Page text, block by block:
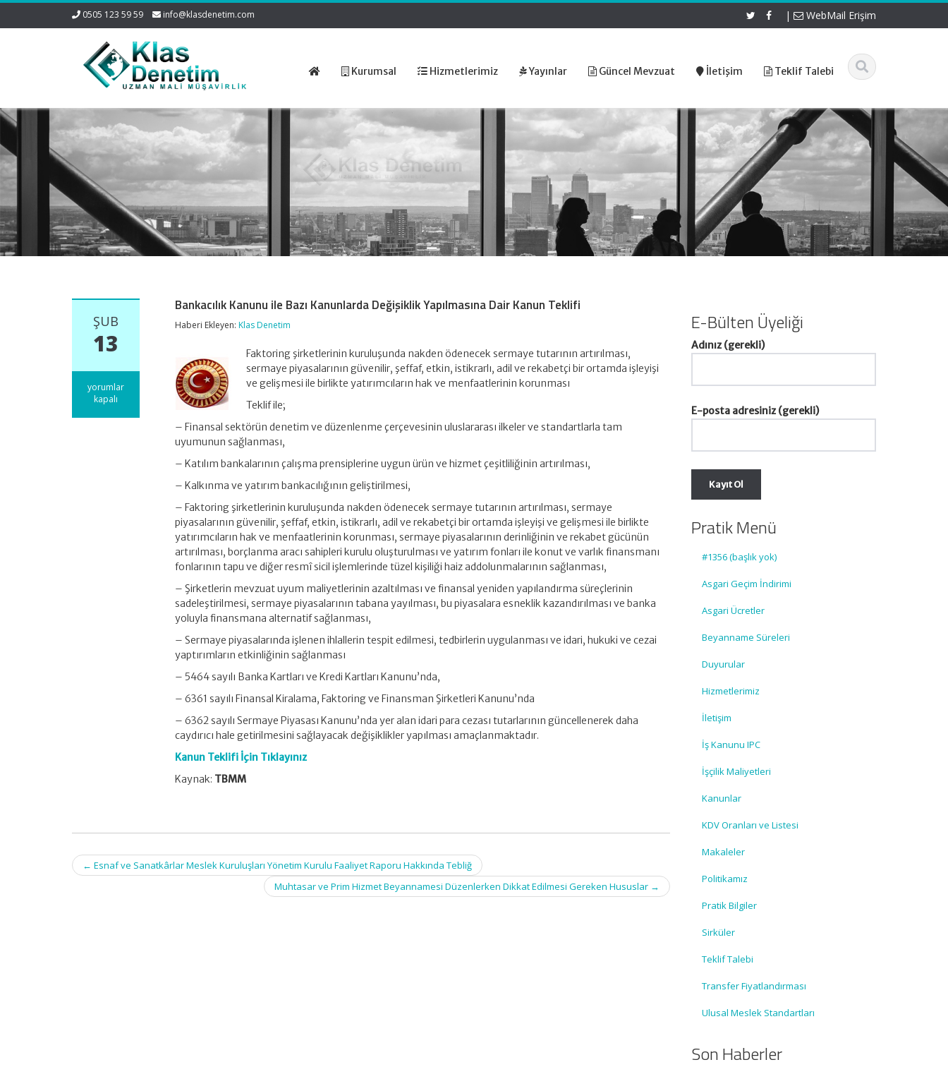
0505 123 59 59 info@klasdenetim.com | WebMail Erişim
Kurumsal Hizmetlerimiz Yayınlar Güncel Mevzuat İletişim Teklif Talebi
ŞUB
13
Bankacılık
Kanunu
yorumlar
kapalı
Bankacılık Kanunu ile Bazı Kanunlarda Değişiklik Yapılmasına Dair Kanun Teklifi
Haberi Ekleyen:Klas Denetim
Faktoring şirketlerinin kuruluşunda nakden ödenecek sermaye tutarının artırılması,
sermaye piyasalarının güvenilir, şeffaf, etkin, istikrarlı, adil ve rekabetçi bir ortamda işleyişi
ve gelişmesi ile birlikte yatırımcıların hak ve menfaatlerinin korunması
Teklif ile;
– Finansal sektörün denetim ve düzenlenme çerçevesinin uluslararası ilkeler ve standartlarla tam
uyumunun sağlanması,
– Katılım bankalarının çalışma prensiplerine uygun ürün ve hizmet çeşitliliğinin artırılması,
– Kalkınma ve yatırım bankacılığının geliştirilmesi,
– Faktoring şirketlerinin kuruluşunda nakden ödenecek sermaye tutarının artırılması, sermaye
piyasalarının güvenilir, şeffaf, etkin, istikrarlı, adil ve rekabetçi bir ortamda işleyişi ve gelişmesi ile birlikte
yatırımcıların hak ve menfaatlerinin korunması, sermaye piyasalarının derinliğinin ve rekabet gücünün
artırılması, borçlanma aracı sahipleri kurulu oluşturulması ve yatırım fonları ile konut ve varlık finansmanı
fonlarının tapu ve diğer resmî sicil işlemlerinde tüzel kişiliği haiz addolunmalarının sağlanması,
– Şirketlerin mevzuat uyum maliyetlerinin azaltılması ve finansal yeniden yapılandırma süreçlerinin
sadeleştirilmesi, sermaye piyasalarının tabana yayılması, bu piyasalara esneklik kazandırılması ve banka
yoluyla finansmana alternatif sağlanması,
– Sermaye piyasalarında işlenen ihlallerin tespit edilmesi, tedbirlerin uygulanması ve idari, hukuki ve cezai
yaptırımların etkinliğinin sağlanması
– 5464 sayılı Banka Kartları ve Kredi Kartları Kanunu’nda,
– 6361 sayılı Finansal Kiralama, Faktoring ve Finansman Şirketleri Kanunu’nda
– 6362 sayılı Sermaye Piyasası Kanunu’nda yer alan idari para cezası tutarlarının güncellenerek daha
caydırıcı hale getirilmesini sağlayacak değişiklikler yapılması amaçlanmaktadır.
Kanun Teklifi İçin Tıklayınız
Kaynak: TBMM
Post
navigation
← Esnaf ve Sanatkârlar Meslek Kuruluşları Yönetim Kurulu Faaliyet Raporu Hakkında Tebliğ
Muhtasar ve Prim Hizmet Beyannamesi Düzenlerken Dikkat Edilmesi Gereken Hususlar →
E-Bülten Üyeliği
Adınız (gerekli)
E-posta adresiniz (gerekli)
Pratik Menü
#1356 (başlık yok)
Asgari Geçim İndirimi
Asgari Ücretler
Beyanname Süreleri
Duyurular
Hizmetlerimiz
İletişim
İş Kanunu IPC
İşçilik Maliyetleri
Kanunlar
KDV Oranları ve Listesi
Makaleler
Politikamız
Pratik Bilgiler
Sirküler
Teklif Talebi
Transfer Fiyatlandırması
Ulusal Meslek Standartları
Son Haberler